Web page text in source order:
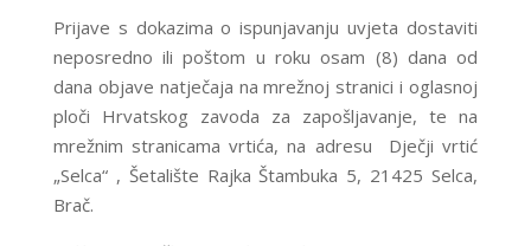
Prijave s dokazima o ispunjavanju uvjeta dostaviti
neposredno ili poštom u roku osam (8) dana od
dana objave natječaja na mrežnoj stranici i oglasnoj
ploči Hrvatskog zavoda za zapošljavanje, te na
mrežnim stranicama vrtića, na adresu Dječji vrtić
„Selca“ , Šetalište Rajka Štambuka 5, 21425 Selca,
Brač.